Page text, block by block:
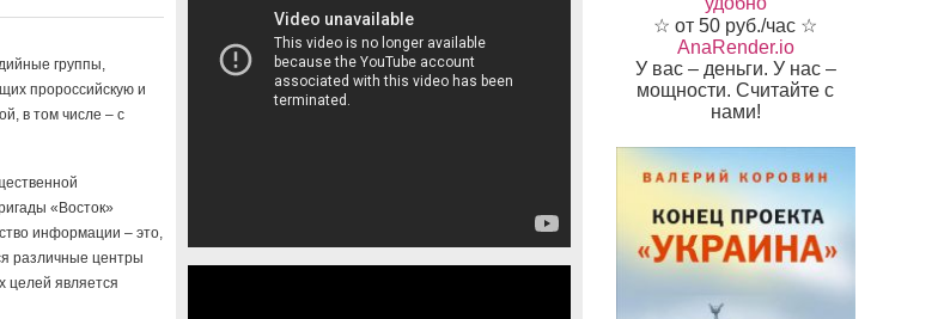
группы,
пророссийскую и
в том числе – с
«Восток»
информации – это,
различные центры
целей является
☆ от 50 руб./час ☆
AnaRender.io
У вас – деньги. У нас –
мощности. Считайте с
нами!